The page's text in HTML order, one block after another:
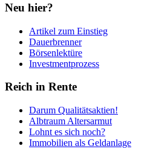
Neu hier?
Artikel zum Einstieg
Dauerbrenner
Börsenlektüre
Investmentprozess
Reich in Rente
Darum Qualitätsaktien!
Albtraum Altersarmut
Lohnt es sich noch?
Immobilien als Geldanlage